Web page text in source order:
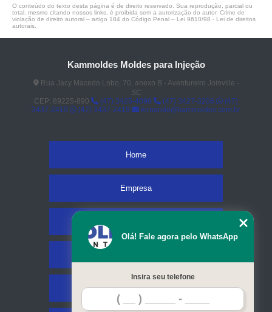
O conteúdo do texto desta página é de direito reservado. Sua reprodução, parcial ou
total, mesmo citando nossos links, é proibida sem a autorização do autor. Crime de
violação de direito autoral – artigo 184 do Código Penal – Lei 9610/98 - Lei de direitos
autorais
Kammoldes Moldes para Injeção
Rua Jacy Macedo Lobo, 70, anexo B - Aventureiro Joinville -
SC
CEP: 89225-890
(47) 3425-4098 (47) 3427-3206
(47)
3437-2419
(47) 3437-2419 fernando@kammoldes.com.br
Home
Empresa
Contato
Olá! Fale agora pelo WhatsApp
Insira seu telefone